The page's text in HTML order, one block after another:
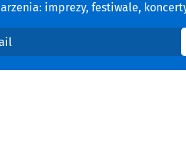
imprezy, festiwale,